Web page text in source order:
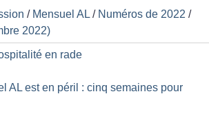
/ Mensuel AL / Numéros de 2022 /
2022)
en rade
AL est en péril : cinq semaines pour